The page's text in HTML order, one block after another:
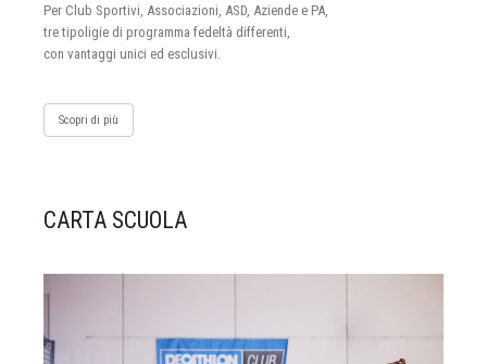
Per Club Sportivi, Associazioni, ASD, Aziende e PA,
tre tipoligie di programma fedeltà differenti,
con vantaggi unici ed esclusivi.
Scopri di più
CARTA SCUOLA